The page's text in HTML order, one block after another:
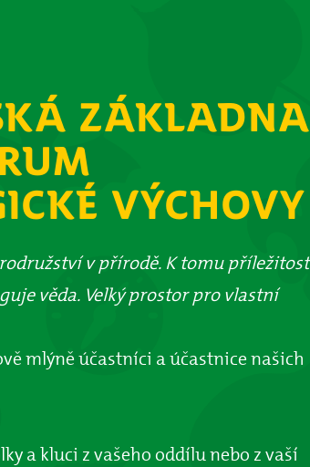
ZÁKLADNA
VÝCHOVY
v přírodě. K tomu příležitost
věda. Velký prostor pro vlastní
mlýně účastníci a účastnice našich
a kluci z vašeho oddílu nebo z vaší